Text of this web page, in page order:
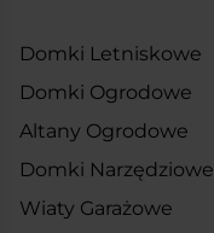
Domki Letniskowe
Domki Ogrodowe
Altany Ogrodowe
Domki Narzędziowe
Wiaty Garażowe